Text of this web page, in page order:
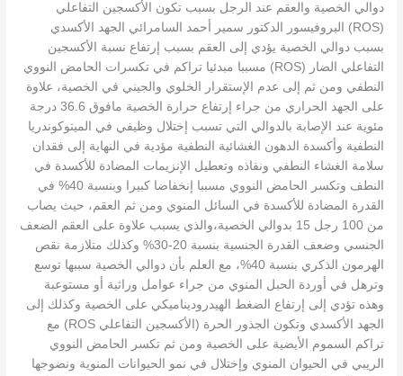
دوالي الخصية والعقم عند الرجل بسبب تكون الأكسجين التفاعلي
(ROS) البروفيسور الدكتور سمير أحمد السامرائي الجهد الأكسدي
بسبب دوالي الخصية يؤدي إلى العقم بسبب إرتفاع نسبة الأكسجين
التفاعلي الضار (ROS) مسببا مبدئيا تراكم في تكسرات الحامض النووي
النطفي ومن ثم إلى عدم الإستقرار الخلوي والجيني في الخصية، علاوة
على الجهد الحراري من جراء إرتفاع حرارة الخصية مافوق 36.6 درجة
مئوية عند الإصابة بالدوالي التي تسبب إختلال وظيفي في الميتوكوندريا
النطفية وأكسدة الدهون الغشائية النطفية مؤدية في النهاية إلى فقدان
سلامة الغشاء النطفي ونفاذه وتعطيل الإنزيمات المضادة للأكسدة في
النطف وتكسر الحامض النووي مسببا إنخفاضا كبيرا وبنسبة 40% في
القدرة المضادة للأكسدة في السائل المنوي ومن ثم العقم، حيث يصاب
من 100 رجل 15 بدوالي الخصية،والذي يسبب علاوة على العقم الضعف
الجنسي وضعف القدرة الجنسية بنسبة 20-30% وكذلك متلازمة نقص
الهرمون الذكري بنسبة 40%، مع العلم بأن دوالي الخصية سببها توسع
وترهل في أوردة الحبل المنوي من جراء عوامل وراثية أو مستوعبة
وهذه تؤدي إلى إرتفاع الضغط الهيدروديناميكي على الخصية وكذلك إلى
الجهد الأكسدي وتكون الجذور الحرة (الأكسجين التفاعلي ROS) مع
تراكم السموم الأيضية على الخصية ومن ثم تكسر الحامض النووي
الريبي في الحيوان المنوي وإختلال في نمو الحيوانات المنوية ونضوجها